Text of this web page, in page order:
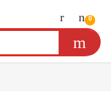
0